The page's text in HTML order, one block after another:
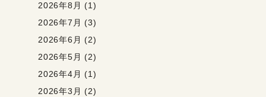
2026年8月 (1)
2026年7月 (3)
2026年6月 (2)
2026年5月 (2)
2026年4月 (1)
2026年3月 (2)